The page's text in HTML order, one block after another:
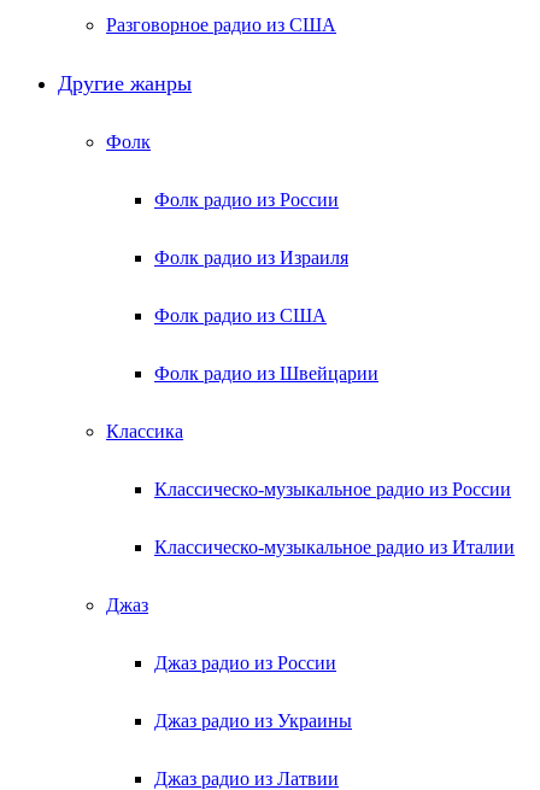
Разговорное радио из США
Другие жанры
Фолк
Фолк радио из России
Фолк радио из Израиля
Фолк радио из США
Фолк радио из Швейцарии
Классика
Классическо-музыкальное радио из России
Классическо-музыкальное радио из Италии
Джаз
Джаз радио из России
Джаз радио из Украины
Джаз радио из Латвии